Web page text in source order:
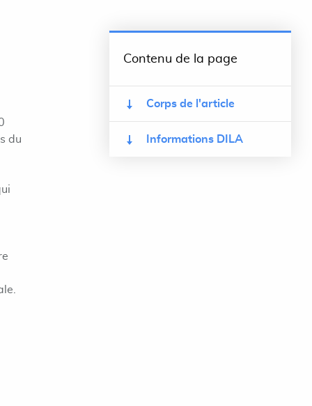
du
Contenu de la page
Corps de l'article
Informations DILA